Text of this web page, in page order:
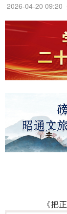
2026-04-20 09:20
《把